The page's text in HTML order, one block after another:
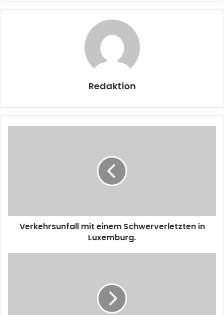
Redaktion
Verkehrsunfall mit einem Schwerverletzten in
Luxemburg.